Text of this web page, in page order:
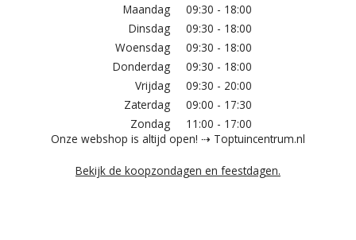
Maandag
09:30 - 18:00
Dinsdag
09:30 - 18:00
Woensdag
09:30 - 18:00
Donderdag
09:30 - 18:00
Vrijdag
09:30 - 20:00
Zaterdag
09:00 - 17:30
Zondag
11:00 - 17:00
Onze webshop is altijd open! ⇢ Toptuincentrum.nl
Bekijk de koopzondagen en feestdagen.